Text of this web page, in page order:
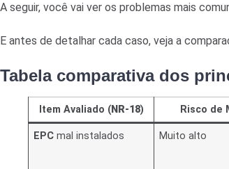
A seguir, você vai ver os problemas mais
E antes de detalhar cada caso, veja a
Tabela comparativa dos
Item Avaliado (NR-18) Risco de
EPC mal instalados Muito alto